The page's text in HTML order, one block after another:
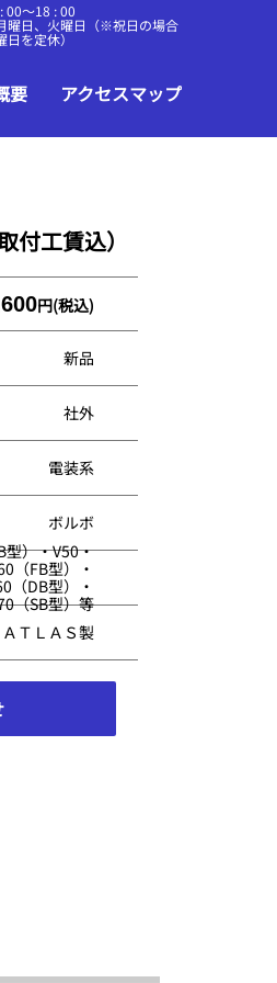
00～18 : 00
曜日、火曜日（※祝日の場合
を定休）
要 アクセスマップ
工賃込）
円(税込)
新品
社外
電装系
ボルボ
型）・V50・
（FB型）・
（DB型）・
（SB型）等
ＡＴＬＡＳ製